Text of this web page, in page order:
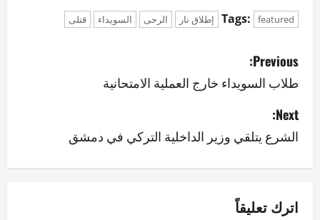
Tags: featured إطلاق نار الرحى السويداء قتلى
P
o
s
t
n
a
Previous:
طلاب السويداء خارج العملية الامتحانية
Next:
الشرع يتلقي وزير الداخلية التركي في دمشق
اترك تعليقاً